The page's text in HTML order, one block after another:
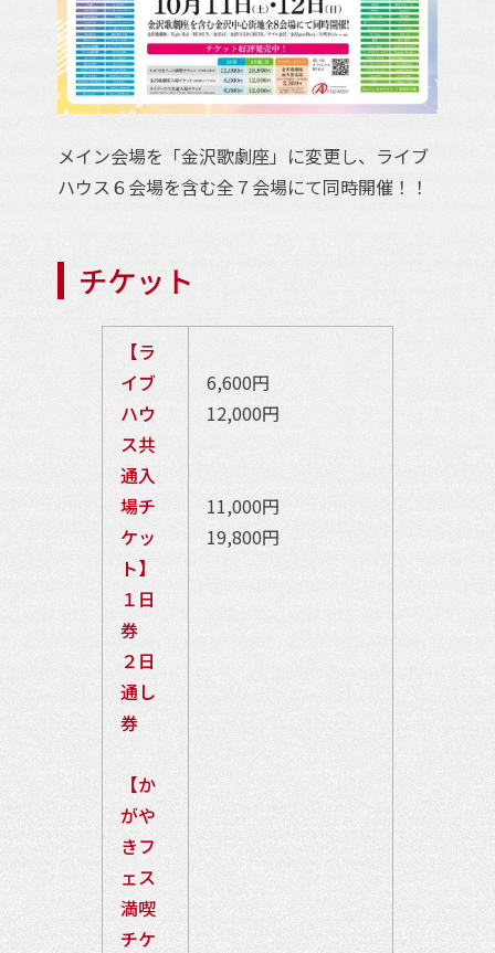
メイン会場を「金沢歌劇座」に変更し、ライブ
ハウス６会場を含む全７会場にて同時開催！！
チケット
【ラ
イブ
ハウ
ス共
通入
場チ
ケッ
ト】
１日
券
２日
通し
券
【か
がや
きフ
ェス
満喫
チケ
6,600円
12,000円
11,000円
19,800円